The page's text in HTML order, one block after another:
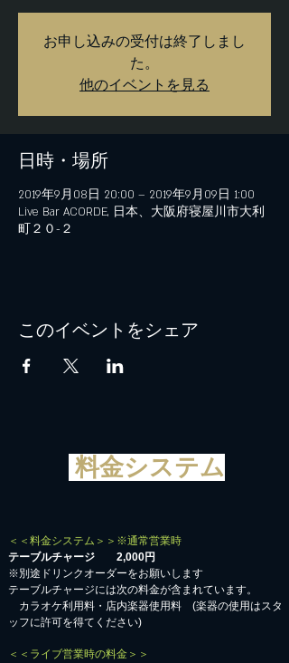
お申し込みの受付は終了しまし
た。
他のイベントを見る
日時・場所
2019年9月08日 20:00 – 2019年9月09日 1:00
Live Bar ACORDE, 日本、大阪府寝屋川市大利
町２０−２
このイベントをシェア
料金システム
＜＜料金システム＞＞※通常営業時
テーブルチャージ 2,000円
※別途ドリンクオーダーをお願いします
テーブルチャージには次の料金が含まれています。
カラオケ利用料・店内楽器使用料 (楽器の使用はスタ
ッフに許可を得てください)
＜＜ライブ営業時の料金＞＞